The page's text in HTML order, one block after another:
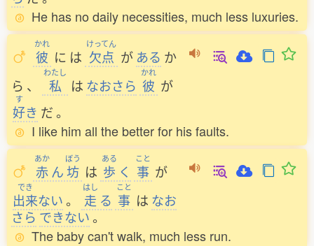
He has no daily necessities, much less luxuries.
かれ
彼 に は
けってん
欠点 が ある か
ら 、
わたし
私 は なおさら
かれ
彼 が
す
好き だ。
I like him all the better for his faults.
あか
赤ん
ぼう
坊 は
ある
歩 く
こと
事 が
でき
出来ない。
はし
走 る
こと
事 は なお
さら できない。
The baby can't walk, much less run.